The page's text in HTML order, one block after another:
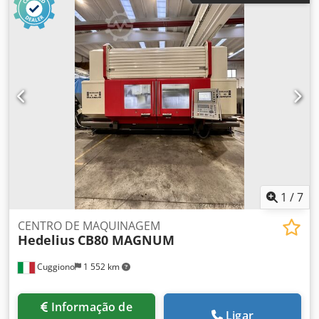
litros Aquecimento: 2 x 6 kW Completamente fabricada em
aço inoxidável Isolada termica e acusticamente Dimensões
externas aprox.: C 1.700 x L 1.050 x A 2.000 mm Controle:
fabricante Fatek, HMI fabricante Weintek Potência de
ligação elétrica: 15 kW Inclui: - Elevador automático de
mercadorias pneumático - Lavagem superficial/separador
de óleo para manutenção do banho - Oscilador
submersível ultrassônico com emissão bilateral
Dkjdpfjxuzyfox Apdsr - Potência: 3.000 watts efetivo / 6.000
watts de pico - multifrequência: 20 kHz / 40 kHz - Pistola de
sopro manual Unidade de demonstração do Centro de
Tecnologia Glogar, disponível imediatamente
1 /7
Cuggiono 1 552 km
CENTRO DE MAQUINAGEM
Hedelius CB80 MAGNUM
Ligar